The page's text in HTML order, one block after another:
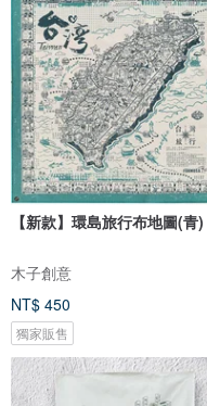
【新款】環島旅行布地圖(青)
木子創意
NT$ 450
獨家販售